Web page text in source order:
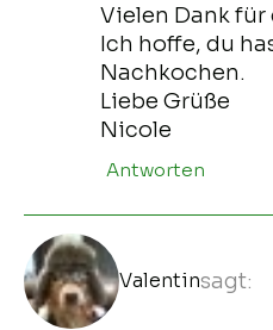
Vielen Dank für
Ich hoffe, du
Nachkochen.
Liebe Grüße
Nicole
Antworten
Valentinsagt: